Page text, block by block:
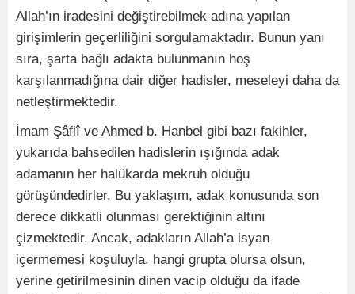
Allah’ın iradesini değiştirebilmek adına yapılan
girişimlerin geçerliliğini sorgulamaktadır. Bunun yanı
sıra, şarta bağlı adakta bulunmanın hoş
karşılanmadığına dair diğer hadisler, meseleyi daha da
netleştirmektedir.
İmam Şâfiî ve Ahmed b. Hanbel gibi bazı fakihler,
yukarıda bahsedilen hadislerin ışığında adak
adamanın her halükarda mekruh olduğu
görüşündedirler. Bu yaklaşım, adak konusunda son
derece dikkatli olunması gerektiğinin altını
çizmektedir. Ancak, adakların Allah’a isyan
içermemesi koşuluyla, hangi grupta olursa olsun,
yerine getirilmesinin dinen vacip olduğu da ifade